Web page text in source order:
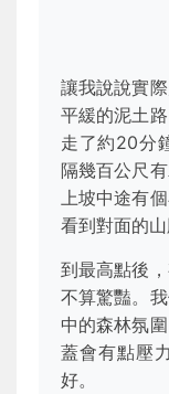
讓我說說實
平緩的泥土
走了約20分
隔幾百公尺
上坡中途有
看到對面的
到最高點後
不算驚豔。
中的森林氛
蓋會有點壓
好。